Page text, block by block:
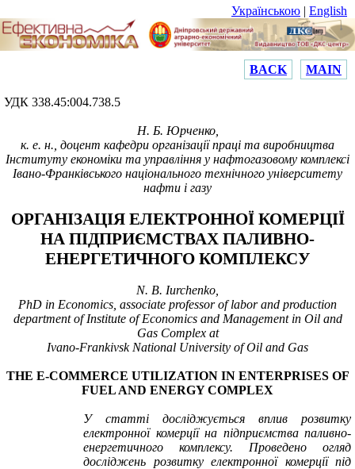
Українською | English
BACK MAIN
УДК 338.45:004.738.5
Н. Б. Юрченко,
к. е. н., доцент кафедри організації праці та виробництва
Інституту економіки та управління у нафтогазовому комплексі
Івано-Франківського національного технічного університету
нафти і газу
ОРГАНІЗАЦІЯ ЕЛЕКТРОННОЇ КОМЕРЦІЇ
НА ПІДПРИЄМСТВАХ ПАЛИВНО-
ЕНЕРГЕТИЧНОГО КОМПЛЕКСУ
N. B. Iurchenko
PhD in Economics, associate professor of labor and production
department of Institute of Economics and Management in Oil and
Gas Complex at
Ivano-FrankivskNational University of Oil and Gas
THE E-COMMERCE UTILIZATION IN ENTERPRISES OF
FUEL AND ENERGY COMPLEX
У статті досліджується вплив розвитку
електронної комерції на підприємства паливно-
енергетичного комплексу. Проведено огляд
досліджень розвитку електронної комерції під